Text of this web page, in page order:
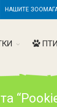
НАШИТЕ